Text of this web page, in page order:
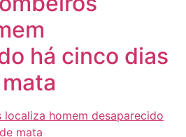
há cinco dias